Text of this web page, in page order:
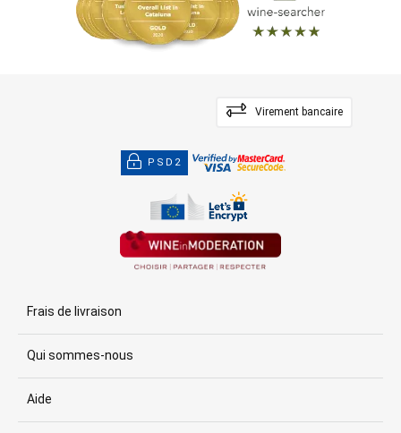
Virement bancaire
PSD2
Frais de livraison
Qui sommes-nous
Aide